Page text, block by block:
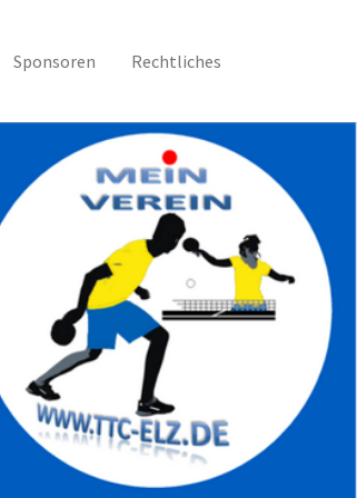
Sponsoren Rechtliches